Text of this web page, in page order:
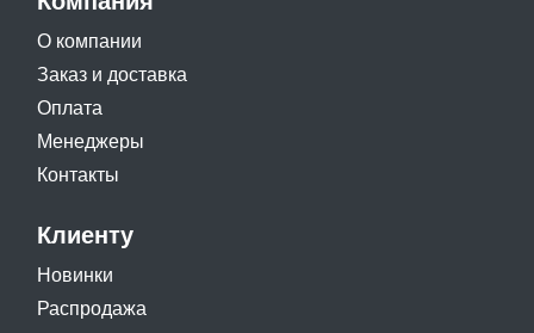
О компании
Заказ и доставка
Оплата
Менеджеры
Контакты
Клиенту
Новинки
Распродажа